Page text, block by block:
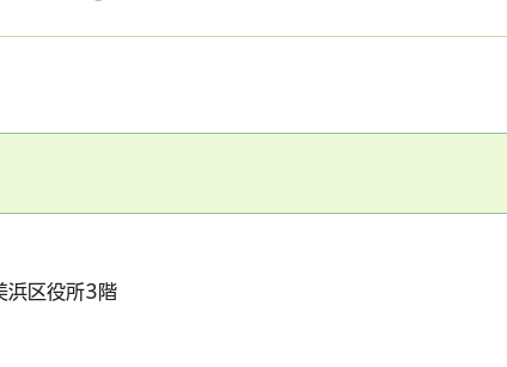
浜区役所3階